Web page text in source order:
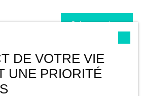
Créer une alerte
DE VOTRE VIE
UNE PRIORITÉ